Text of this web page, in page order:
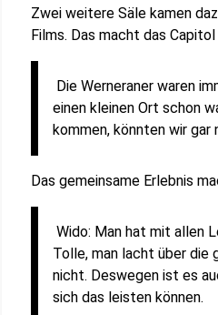
Zwei weitere Säle kamen
Films. Das macht das
Die Werneraner waren
einen kleinen Ort schon
kommen, könnten wir gar
Das gemeinsame Erlebnis
Wido: Man hat mit allen
Tolle, man lacht über die
nicht. Deswegen ist es
sich das leisten können.